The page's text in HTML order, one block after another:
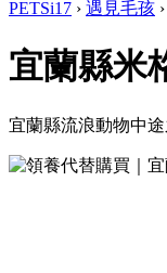
PETSi17 › 遇見毛孩 ›
宜蘭縣米
宜蘭縣流浪動物中